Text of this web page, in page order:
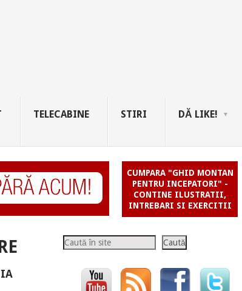
TELECABINE STIRI DĂ LIKE!
CUMPARA "GHID MONTAN
PENTRU INCEPATORI" -
CONTINE ILUSTRATII,
INTREBARI SI EXERCITII
Caută Caută